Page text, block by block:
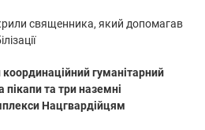
священника, який допомагав
гуманітарний
та три наземні
Нацгвардійцям